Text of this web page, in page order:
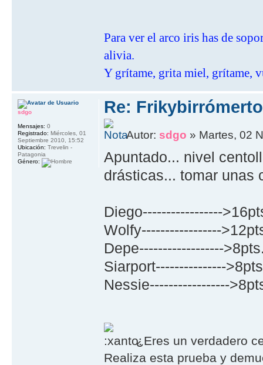
Para ver el arco iris has de
alivia.
Y grítame, grita miel, grítame,
Re:
Autor: sdgo » Martes, 02
Apuntado... nivel
drásticas... tomar unas
Diego-----------------
Wolfy-----------------
Depe------------------
Siarport---------------
Nessie-----------------
¿Eres un verdadero
Realiza esta prueba y
sdgo
Mensajes: 0
Registrado: Miércoles, 01
Septiembre 2010, 15:52
Ubicación: Trevelin -
Patagonia
Género: